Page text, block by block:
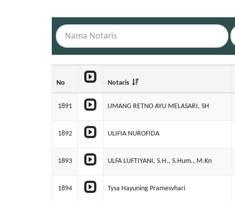
No Notaris
1891 UMANG RETNO AYU MELASARI, SH
1892 ULIFIA NUROFIDA
1893 ULFA LUFTIYANI, S.H., S.Hum., M.Kn
1894 Tysa Hayuning Pramesvhari